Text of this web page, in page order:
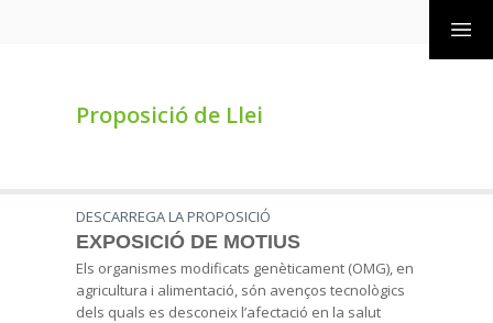
Proposició de Llei
DESCARREGA LA PROPOSICIÓ
EXPOSICIÓ DE MOTIUS
Els organismes modificats genèticament (OMG), en
agricultura i alimentació, són avenços tecnològics
dels quals es desconeix l’afectació en la salut